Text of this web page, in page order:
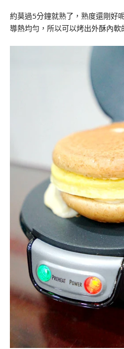
約莫過5分鐘就熟了，熟度還剛好
導熱均勻，所以可以烤出外酥內軟